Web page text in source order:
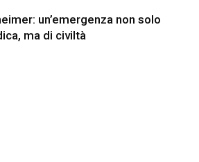
un’emergenza non solo
ma di civiltà